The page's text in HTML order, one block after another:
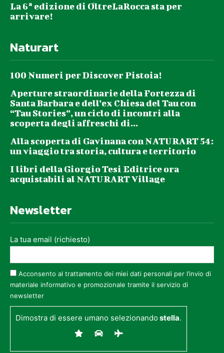
La 6ª edizione di OltreLaRocca sta per
arrivare!
Naturart
100 Numeri per Discover Pistoia!
Aperture straordinarie della Fortezza di
Santa Barbara e dell’ex Chiesa del Tau con
“Tau Stories”, un ciclo di incontri alla
scoperta degli affreschi di...
Alla scoperta di Gavinana con NATURART 54:
un viaggio tra storia, cultura e territorio
I libri della Giorgio Tesi Editrice ora
acquistabili al NATURART Village
Newsletter
La tua email (richiesto)
Acconsento al trattamento dei miei dati personali per l’invio di
materiale informativo e promozionale tramite il servizio di
newsletter
Dimostra di essere umano selezionandostella.